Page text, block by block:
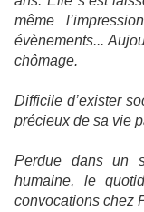
même
évènements...
chômage.
Difficile d’exister
précieux de sa vie
Perdue dans un
humaine, le
convocations chez